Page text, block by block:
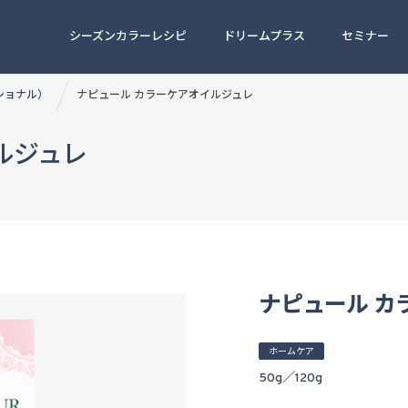
シーズンカラーレシピ ドリームプラス セミナー
ジュレ
ナピュール カ
ホームケア
50g／120g
ナル） ナピュール カラーケアオイルジュレ